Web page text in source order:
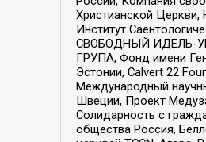
Христианской
Институт
СВОБОДНЫЙ ИДЕЛЬ-
ГРУПА, Фонд имени
Эстонии, Calvert 22
Международный
Швеции, Проект
Солидарность с
общества Россия,